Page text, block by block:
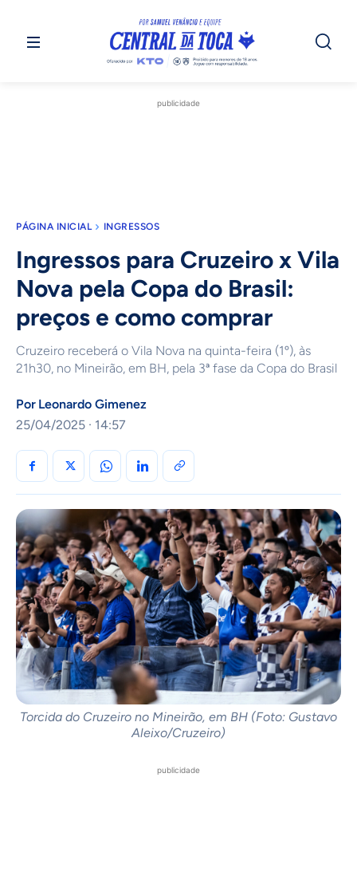
publicidade
PÁGINA INICIAL INGRESSOS
Ingressos para Cruzeiro x Vila
Nova pela Copa do Brasil:
preços e como comprar
Cruzeiro receberá o Vila Nova na quinta-feira (1º), às
21h30, no Mineirão, em BH, pela 3ª fase da Copa do Brasil
Por Leonardo Gimenez
25/04/2025 · 14:57
Torcida do Cruzeiro no Mineirão, em BH (Foto: Gustavo
Aleixo/Cruzeiro)
publicidade